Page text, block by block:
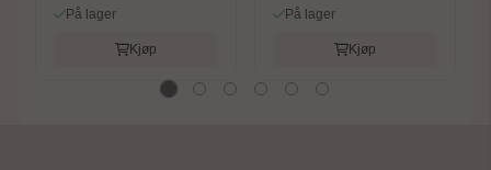
På lager
Kjøp
På lager
Kjøp